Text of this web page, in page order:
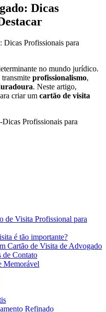
Dicas
no mundo jurídico.
profissionalismo,
. Neste artigo,
criar um cartão de visita
de Visita Profissional para
é tão importante?
Cartão de Visita de Advogado
de Contato
Memorável
Refinado